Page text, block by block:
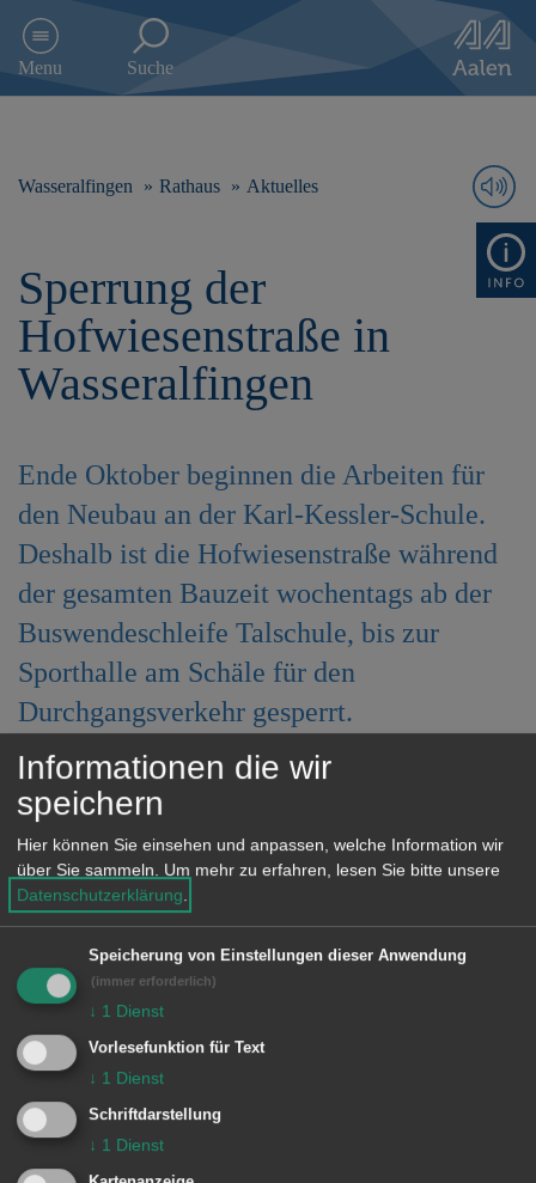
e
Menu Suche
Wasseralfingen Rathaus Aktuelles
Sperrung der
Hofwiesenstraße in
Wasseralfingen
Ende Oktober beginnen die Arbeiten für
den Neubau an der Karl-Kessler-Schule.
Deshalb ist die Hofwiesenstraße während
der gesamten Bauzeit wochentags ab der
Buswendeschleife Talschule, bis zur
Sporthalle am Schäle für den
Durchgangsverkehr gesperrt.
Die Sperrung gilt ab Montag, 28.
Oktober und dauert voraussichtlich bis
Ende 2026. In dieser Zeit ist die
Hofwiesenstraße im Bereich zwischen
der Buswendeschleife Talschule und
der Sporthalle am Schäle jeweils
montags, 7 Uhr bis freitags, 19 Uhr für
den Durchgangsverkehr gesperrt und
nur für Baustellen- und
Rettungsfahrzeuge frei. Für
Fußgängerinnen und Fußgänger ist
Informationen die wir
speichern
Hier können Sie einsehen und anpassen, welche Information wir
über Sie sammeln. Um mehr zu erfahren, lesen Sie bitte unsere
Datenschutzerklärung.
Speicherung von Einstellungen dieser Anwendung
(immer erforderlich)
↓ 1 Dienst
Vorlesefunktion für Text
↓ 1 Dienst
Schriftdarstellung
↓ 1 Dienst